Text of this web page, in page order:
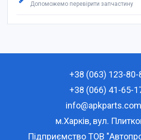
Допоможемо перевірити запчастину
+38 (063) 123-80-
+38 (066) 41-65-
м.Харків, вул.
Підприємство ТОВ